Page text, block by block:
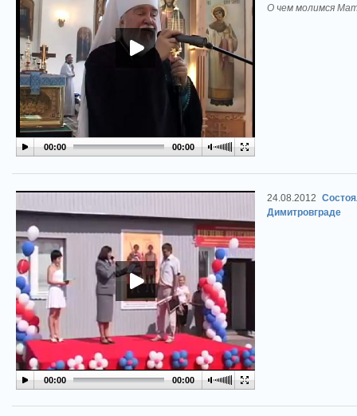
00:00 00:00
О чем молимся
00:00 00:00
24.08.2012
Димитровграде